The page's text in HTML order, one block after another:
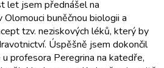
let jsem přednášel na
buněčnou biologii a
tzv. neziskových léků, který by
Úspěšně jsem dokončil
profesora Peregrina na katedře,